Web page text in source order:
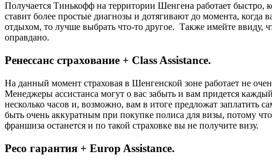
Получается Тинькофф на территории Шенгена работает быстро,
ставит более простые диагнозы и дотягивают до момента,
отдыхом, то лучше выбрать что-то другое. Также имейте ввиду,
оправдано.
Ренессанс страхование + Class Assistance.
На данный момент страховая в Шенгенской зоне работает не
Менеджеры ассистанса могут о вас забыть и вам придется
несколько часов и, возможно, вам в итоге предложат заплатить
быть очень аккуратным при покупке полиса для визы, потому
франшиза останется и по такой страховке вы не получите визу.
Ресо гарантия + Europ Assistance.